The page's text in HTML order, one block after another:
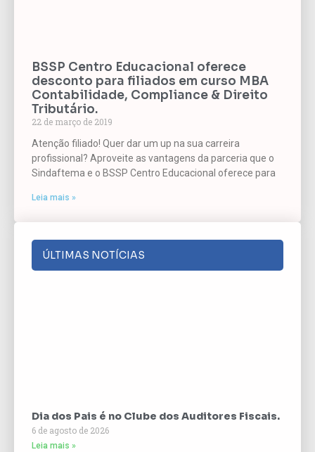
BSSP Centro Educacional oferece
desconto para filiados em curso MBA
Contabilidade, Compliance & Direito
Tributário.
22 de março de 2019
Atenção filiado! Quer dar um up na sua carreira
profissional? Aproveite as vantagens da parceria que o
Sindaftema e o BSSP Centro Educacional oferece para
Leia mais »
ÚLTIMAS NOTÍCIAS
Dia dos Pais é no Clube dos Auditores Fiscais.
6 de agosto de 2026
Leia mais »